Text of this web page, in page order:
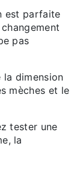
est parfaite
pas
la dimension
mèches et le
tester une
la